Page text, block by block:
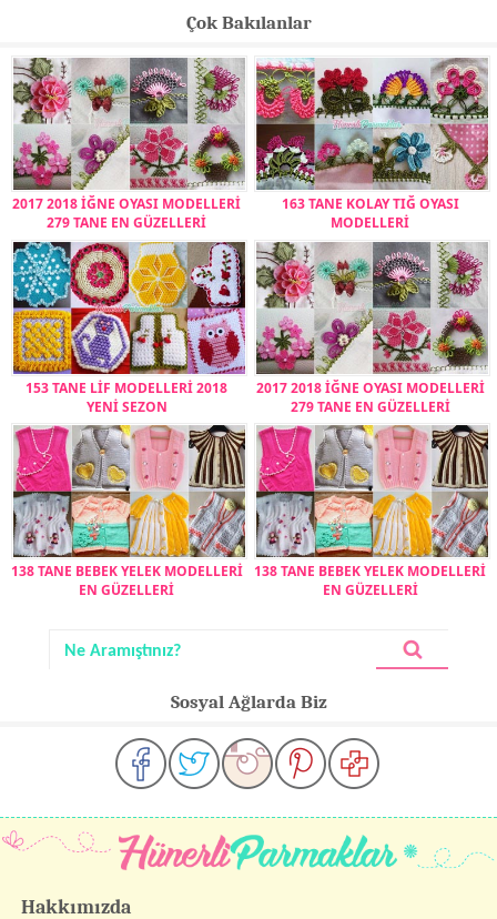
Çok Bakılanlar
2017 2018 İĞNE OYASI MODELLERİ
279 TANE EN GÜZELLERİ
163 TANE KOLAY TIĞ OYASI
MODELLERİ
153 TANE LİF MODELLERİ 2018
YENİ SEZON
2017 2018 İĞNE OYASI MODELLERİ
279 TANE EN GÜZELLERİ
138 TANE BEBEK YELEK MODELLERİ
EN GÜZELLERİ
138 TANE BEBEK YELEK MODELLERİ
EN GÜZELLERİ
Sosyal Ağlarda Biz
Hakkımızda